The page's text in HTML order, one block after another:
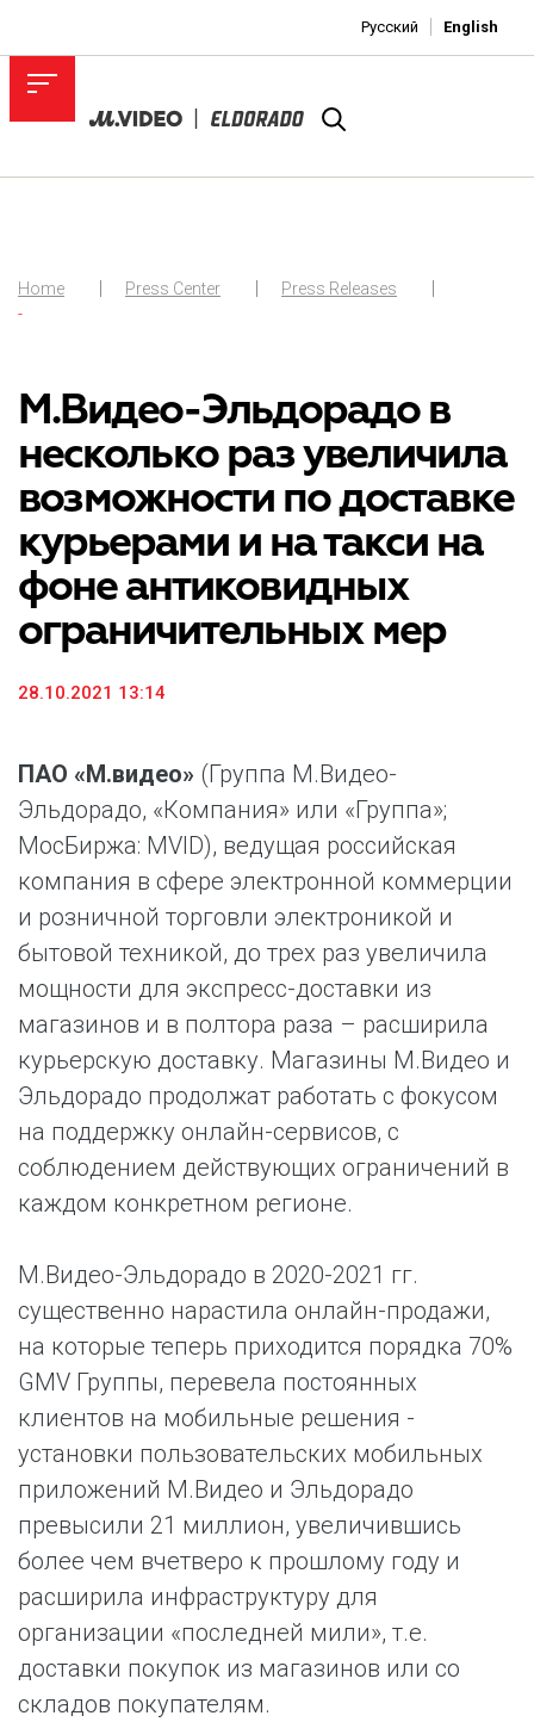
Русский English
Home Press Center
Press Releases
-
М.Видео-Эльдорадо в
несколько раз увеличила
возможности по доставке
курьерами и на такси на
фоне антиковидных
ограничительных мер
28.10.2021 13:14
ПАО «М.видео» (Группа М.Видео-
Эльдорадо, «Компания» или «Группа»;
МосБиржа: MVID), ведущая российская
компания в сфере электронной коммерции
и розничной торговли электроникой и
бытовой техникой, до трех раз увеличила
мощности для экспресс-доставки из
магазинов и в полтора раза – расширила
курьерскую доставку. Магазины М.Видео и
Эльдорадо продолжат работать с фокусом
на поддержку онлайн-сервисов, с
соблюдением действующих ограничений в
каждом конкретном регионе.
М.Видео-Эльдорадо в 2020-2021 гг.
существенно нарастила онлайн-продажи,
на которые теперь приходится порядка 70%
GMV Группы, перевела постоянных
клиентов на мобильные решения -
установки пользовательских мобильных
приложений М.Видео и Эльдорадо
превысили 21 миллион, увеличившись
более чем вчетверо к прошлому году и
расширила инфраструктуру для
организации «последней мили», т.е.
доставки покупок из магазинов или со
складов покупателям.